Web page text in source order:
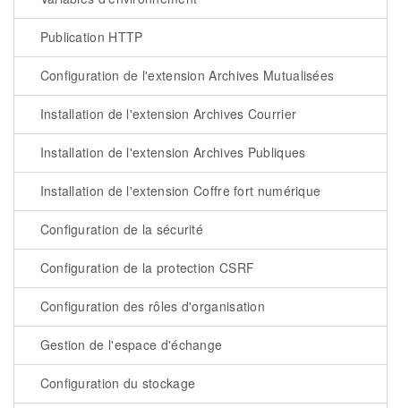
Publication HTTP
Configuration de l'extension Archives Mutualisées
Installation de l'extension Archives Courrier
Installation de l'extension Archives Publiques
Installation de l'extension Coffre fort numérique
Configuration de la sécurité
Configuration de la protection CSRF
Configuration des rôles d'organisation
Gestion de l'espace d'échange
Configuration du stockage